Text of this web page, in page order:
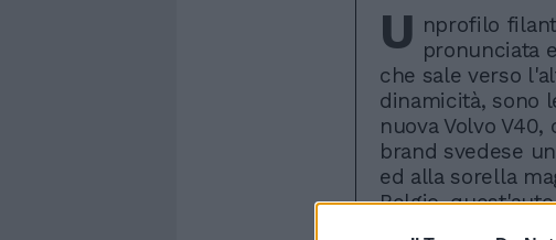
U nprofilo
pronunciata
che sale verso
dinamicità, sono
nuova Volvo
brand svedese
ed alla sorella
Belgio,